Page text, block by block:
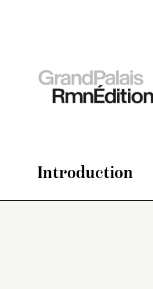
Introduction